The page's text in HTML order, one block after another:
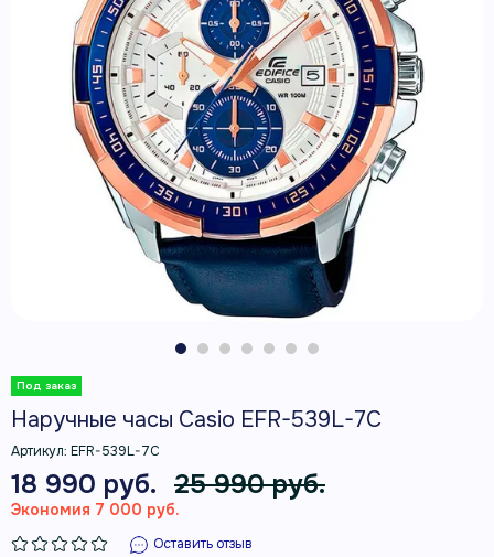
Наручные часы Casio EFR-539L-7C
Артикул: EFR-539L-7C
18 990 руб. 25 990 руб.
Экономия 7 000 руб.
Оставить отзыв